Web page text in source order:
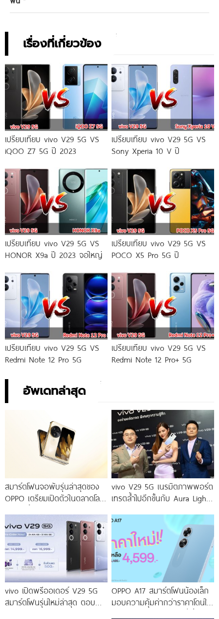
เรื่องที่เกี่ยวข้อง
เปรียบเทียบ vivo V29 5G VS
iQOO Z7 5G ปี 2023
เปรียบเทียบ vivo V29 5G VS
Sony Xperia 10 V ปี
เปรียบเทียบ vivo V29 5G VS
HONOR X9a ปี 2023 จอใหญ่
เปรียบเทียบ vivo V29 5G VS
POCO X5 Pro 5G ปี
เปรียบเทียบ vivo V29 5G VS
Redmi Note 12 Pro 5G
เปรียบเทียบ vivo V29 5G VS
Redmi Note 12 Pro+ 5G
อัพเดทล่าสุด
สมาร์ตโฟนจอพับรุ่นล่าสุดของ
OPPO เตรียมเปิดตัวในตลาดโลก
vivo V29 5G เนรมิตภาพพอร์ต
เทรตล้ำไปอีกขั้นกับ Aura Light
โดดเด่นด้วยสุนทรียศาสตร์แห่ง
vivo เปิดพรีออเดอร์ V29 5G
สมาร์ตโฟนรุ่นใหม่ล่าสุด ตอบ
OPPO A17 สมาร์ตโฟนน้องเล็ก
มอบความคุ้มค่ากว่าราคาโดนใจ